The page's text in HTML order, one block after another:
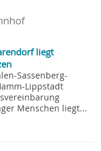
liegt
Sassenberg-
Lippstadt
Menschen liegt...